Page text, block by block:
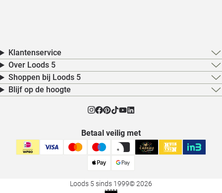
Klantenservice
Over Loods 5
Shoppen bij Loods 5
Blijf op de hoogte
Betaal veilig met
Loods 5 sinds 1999© 2026